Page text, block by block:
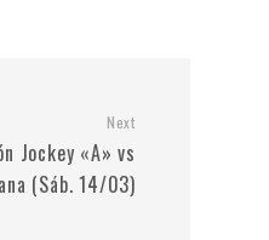
Next
Jockey «A» vs
(Sáb. 14/03)